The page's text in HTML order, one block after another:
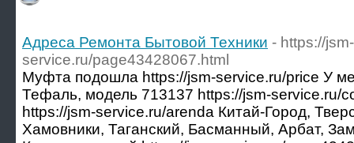
Адреса Ремонта Бытовой Техники - https://jsm-
service.ru/page43428067.html
Муфта подошла https://jsm-service.ru/price У
Тефаль, модель 713137 https://jsm-service.ru/
https://jsm-service.ru/arenda Китай-Город,
Хамовники, Таганский, Басманный, Арбат,